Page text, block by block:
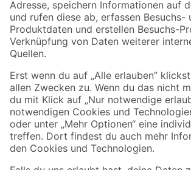
Zahlungsarten Versandarten
Sicher einkaufen
Jetzt die toom-App herunterladen